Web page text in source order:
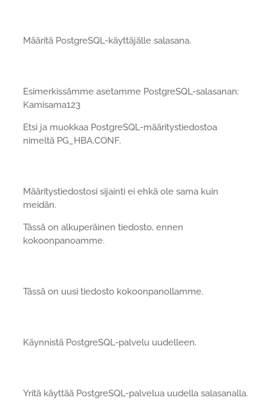
Määritä PostgreSQL-käyttäjälle salasana.
Esimerkissämme asetamme PostgreSQL-salasanan:
Kamisama123
Etsi ja muokkaa PostgreSQL-määritystiedostoa
nimeltä PG_HBA.CONF.
Määritystiedostosi sijainti ei ehkä ole sama kuin
meidän.
Tässä on alkuperäinen tiedosto, ennen
kokoonpanoamme.
Tässä on uusi tiedosto kokoonpanollamme.
Käynnistä PostgreSQL-palvelu uudelleen.
Yritä käyttää PostgreSQL-palvelua uudella salasanalla.